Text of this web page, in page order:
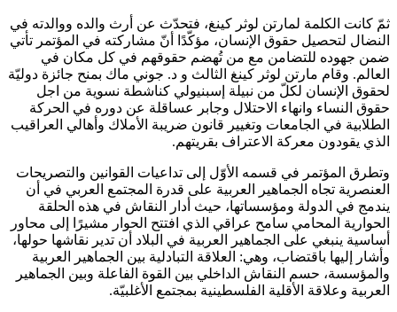
ثمّ كانت الكلمة لمارتن لوثر كينغ، فتحدّث عن أرث والده ووالدته في
النضال لتحصيل حقوق الإنسان، مؤكّدًا أنّ مشاركته في المؤتمر تأتي
ضمن جهوده للتضامن مع من تُهضم حقوقهم في كل مكان في
العالم. وقام مارتن لوثر كينغ الثالث و د. جوني ماك بمنح جائزة دوليّة
لحقوق الإنسان لكلّ من نبيلة إسبنيولي كناشطة نسوية من اجل
حقوق النساء وانهاء الاحتلال وجابر عساقلة عن دوره في الحركة
الطلابية في الجامعات وتغيير قانون ضريبة الأملاك وأهالي العراقيب
الذي يقودون معركة الاعتراف بقريتهم.
وتطرق المؤتمر في قسمه الأوّل إلى تداعيات القوانين والتصريحات
العنصرية تجاه الجماهير العربية على قدرة المجتمع العربي في أن
يندمج في الدولة ومؤسساتها، حيث أدار النقاش في هذه الحلقة
الحوارية المحامي سامح عراقي الذي افتتح الحوار مشيرًا إلى محاور
أساسية ينبغي على الجماهير العربية في البلاد أن تدير نقاشها حولها،
وأشار إليها باقتضاب، وهي: العلاقة التبادلية بين الجماهير العربية
والمؤسسة، حسم النقاش الداخلي بين القوة الفاعلة وبين الجماهير
العربية وعلاقة الأقلية الفلسطينية بمجتمع الأغلبيّة.